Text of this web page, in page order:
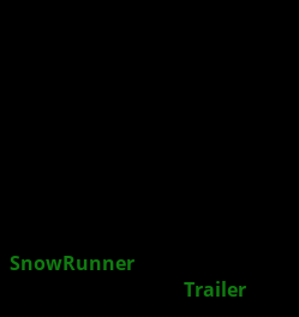
SnowRunner
Trailer